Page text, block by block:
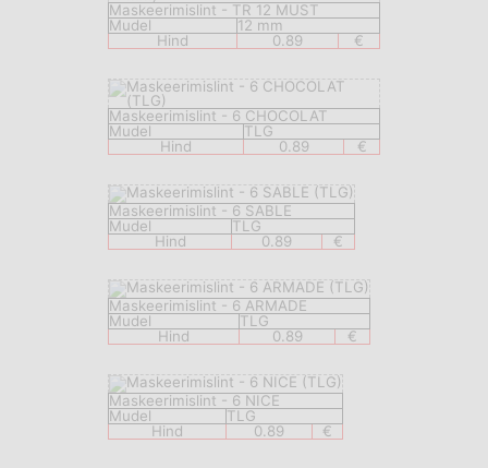
Maskeerimislint - TR 12 MUST
Mudel
12 mm
Hind
0.89 €
Maskeerimislint - 6 CHOCOLAT
Mudel
TLG
Hind
0.89 €
Maskeerimislint - 6 SABLE
Mudel
TLG
Hind
0.89 €
Maskeerimislint - 6 ARMADE
Mudel
TLG
Hind
0.89 €
Maskeerimislint - 6 NICE
Mudel
TLG
Hind
0.89 €